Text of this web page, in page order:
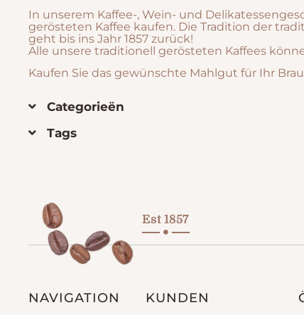
In unserem Kaffee-, Wein- und
gerösteten Kaffee kaufen. Die Tradition der
geht bis ins Jahr 1857 zurück!
Alle unsere traditionell gerösteten Kaffees
Kaufen Sie das gewünschte Mahlgut für Ihr
Categorieën
Tags
Est 1857
NAVIGATION KUNDEN